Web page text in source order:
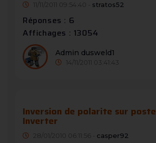
11/11/2011 09:54:40 - stratos52
Réponses : 6
Affichages : 13054
Admin dusweld1
14/11/2011 03:41:43
Inversion de polarite sur poste
Inverter
28/01/2010 06:11:56 - casper92